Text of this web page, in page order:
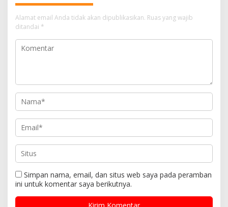
Alamat email Anda tidak akan dipublikasikan. Ruas yang wajib
ditandai *
Simpan nama, email, dan situs web saya pada peramban
ini untuk komentar saya berikutnya.